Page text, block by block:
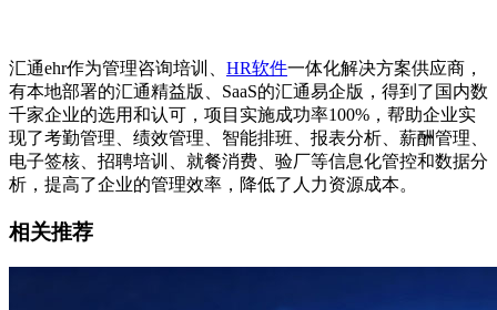
汇通ehr作为管理咨询培训、 HR软件一体化解决方案供应商，
有本地部署的汇通精益版、 SaaS的汇通易企版，得到了国内数
千家企业的选用和认可，项目实施成功率100% ，帮助企业实
现了考勤管理、绩效管理、智能排班、报表分析、薪酬管理、
电子签核、招聘培训、就餐消费、验厂等信息化管控和数据分
析，提高了企业的管理效率，降低了人力资源成本。
相关推荐